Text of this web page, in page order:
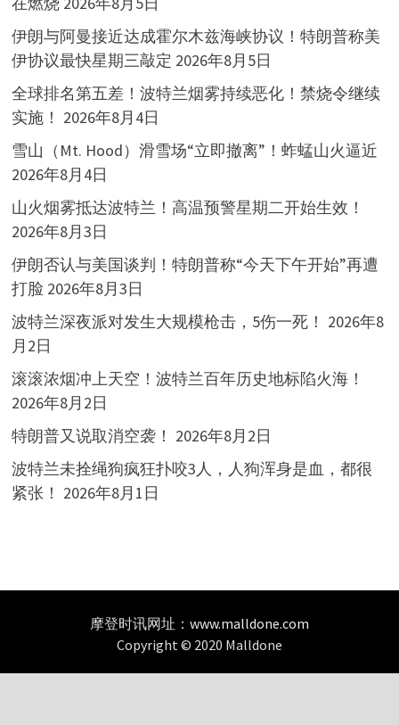
伊朗与阿曼接近达成霍尔木兹海峡协议！特朗普称美
伊协议最快星期三敲定 2026年8月5日
全球排名第五差！波特兰烟雾持续恶化！禁烧令继续
实施！ 2026年8月4日
雪山（Mt. Hood）滑雪场“立即撤离”！蚱蜢山火逼近
2026年8月4日
山火烟雾抵达波特兰！高温预警星期二开始生效！
2026年8月3日
伊朗否认与美国谈判！特朗普称“今天下午开始”再遭
打脸 2026年8月3日
波特兰深夜派对发生大规模枪击，5伤一死！ 2026年8
月2日
滚滚浓烟冲上天空！波特兰百年历史地标陷火海！
2026年8月2日
特朗普又说取消空袭！ 2026年8月2日
波特兰未拴绳狗疯狂扑咬3人，人狗浑身是血，都很
紧张！ 2026年8月1日
摩登时讯网址： www.malldone.com
Copyright © 2020 Malldone